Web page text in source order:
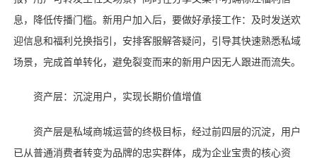
息，降低传播门槛。新用户加入后，要做好承接工作：及时发送欢
迎信息和福利兑换指引，安排客服解答疑问，引导其快速熟悉私域
场景，完成首单转化，避免裂变而来的新用户因无人跟进而流失。
资产层：沉淀用户，实现长期价值增值
资产层是私域商城运营的终极目标，经过前四层的沉淀，用户
已从普通消费者转变为品牌的忠实群体，成为企业宝贵的核心资